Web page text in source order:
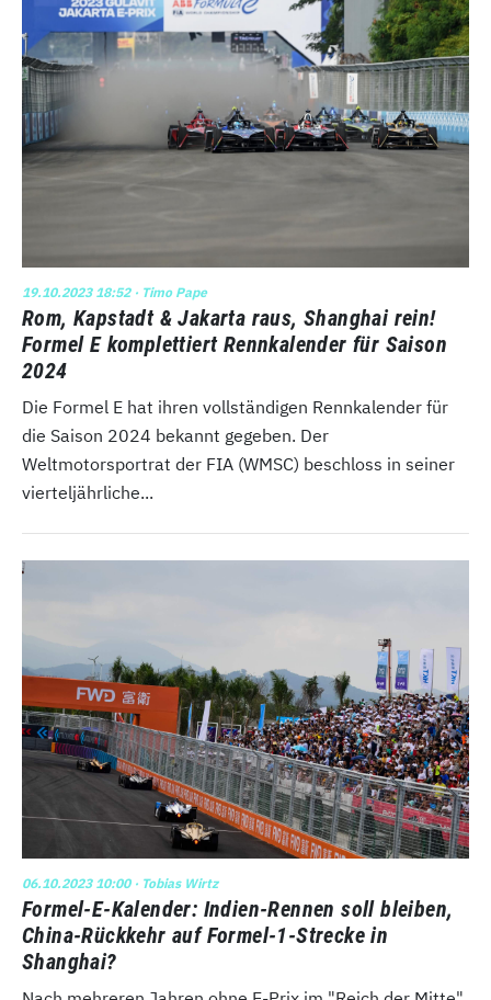
19.10.2023 18:52· Timo Pape
Rom, Kapstadt & Jakarta raus, Shanghai rein!
Formel E komplettiert Rennkalender für Saison
2024
Die Formel E hat ihren vollständigen Rennkalender für
die Saison 2024 bekannt gegeben. Der
Weltmotorsportrat der FIA (WMSC) beschloss in seiner
vierteljährliche...
06.10.2023 10:00· Tobias Wirtz
Formel-E-Kalender: Indien-Rennen soll bleiben,
China-Rückkehr auf Formel-1-Strecke in
Shanghai?